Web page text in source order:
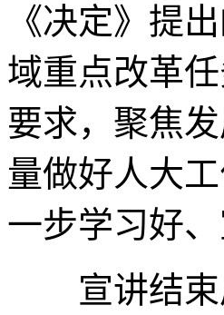
《决定》提
域重点改革
要求，聚焦
量做好人大
一步学习好
宣讲结束